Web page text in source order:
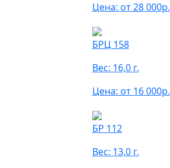
Цена: от 28 000р.
БРЦ 158
Вес: 16,0 г.
Цена: от 16 000р.
БР 112
Вес: 13,0 г.